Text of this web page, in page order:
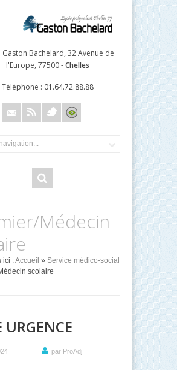
Gaston Bachelard, 32 Avenue de
l'Europe, 77500 -Chelles
Téléphone : 01.64.72.88.88
Médecin
ici :Accueil » Service médico-social
scolaire
URGENCE
par ProAdj